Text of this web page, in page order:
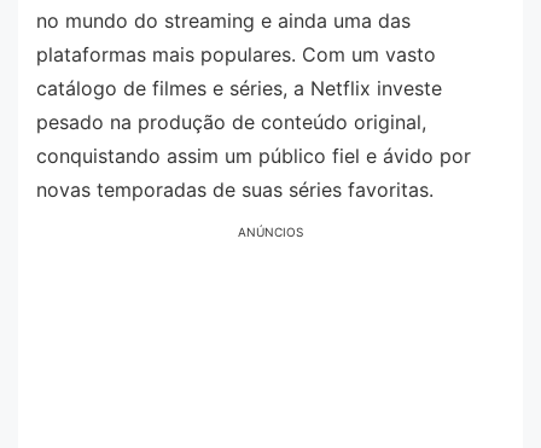
no mundo do streaming e ainda uma das
plataformas mais populares. Com um vasto
catálogo de filmes e séries, a Netflix investe
pesado na produção de conteúdo original,
conquistando assim um público fiel e ávido por
novas temporadas de suas séries favoritas.
ANÚNCIOS